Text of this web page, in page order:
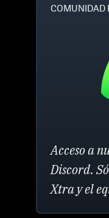
COMUNIDAD
Acceso a
Discord.
Xtra y el